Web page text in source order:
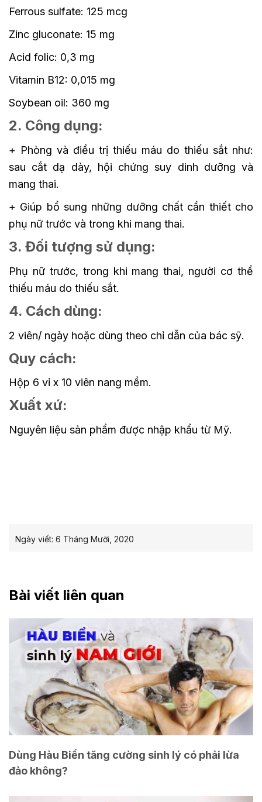
Ferrous sulfate: 125 mcg
Zinc gluconate: 15 mg
Acid folic: 0,3 mg
Vitamin B12: 0,015 mg
Soybean oil: 360 mg
2. Công dụng:
+ Phòng và điều trị thiếu máu do thiếu sắt như:
sau cắt dạ dày, hội chứng suy dinh dưỡng và
mang thai.
+ Giúp bổ sung những dưỡng chất cần thiết cho
phụ nữ trước và trong khi mang thai.
3. Đối tượng sử dụng:
Phụ nữ trước, trong khi mang thai, người cơ thể
thiếu máu do thiếu sắt.
4. Cách dùng:
2 viên/ ngày hoặc dùng theo chỉ dẫn của bác sỹ.
Quy cách:
Hộp 6 vỉ x 10 viên nang mềm.
Xuất xứ:
Nguyên liệu sản phẩm được nhập khẩu từ Mỹ.
Ngày viết: 6 Tháng Mười, 2020
Bài viết liên quan
Dùng Hàu Biển tăng cường sinh lý có phải lừa
đảo không?